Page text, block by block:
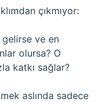
çıkmıyor:
ve en
olursa? O
katkı sağlar?
aslında sadece